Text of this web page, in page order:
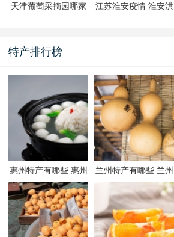
天津葡萄采摘园哪家
江苏淮安疫情 淮安洪
特产排行榜
惠州特产有哪些 惠州
有哪些特产
兰州特产有哪些 兰州
有哪些特产